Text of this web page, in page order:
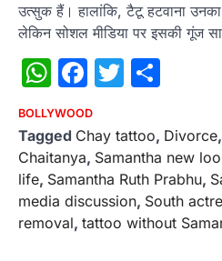
उत्सुक हैं। हालांकि, टैटू हटवाना
लेकिन सोशल मीडिया पर इसकी गूंज
WhatsApp
Facebook
Twitter
BOLLYWOOD
Tagged Chay tattoo, Divorce,
Chaitanya, Samantha new
life, Samantha Ruth Prabhu,
media discussion, South
removal, tattoo without